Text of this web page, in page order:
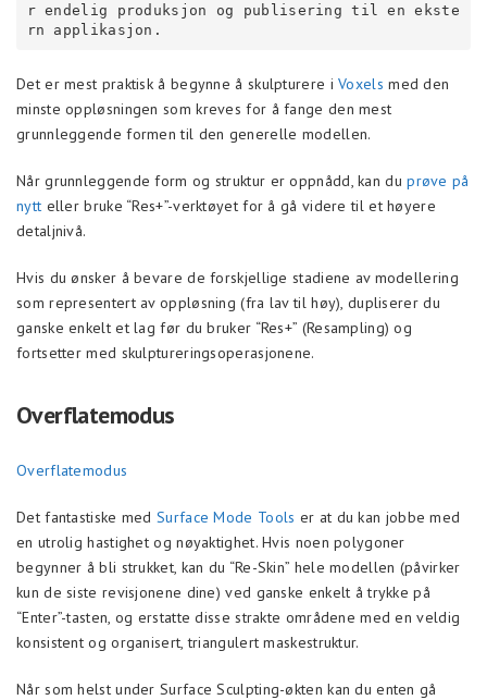
r endelig produksjon og publisering til en ekste
rn applikasjon.
Det er mest praktisk å begynne å skulpturere iVoxels med den
minste oppløsningen som kreves for å fange den mest
grunnleggende formen til den generelle modellen.
Når grunnleggende form og struktur er oppnådd, kan duprøve på
nytt eller bruke “Res+”-verktøyet for å gå videre til et høyere
detaljnivå.
Hvis du ønsker å bevare de forskjellige stadiene av modellering
som representert av oppløsning (fra lav til høy), dupliserer du
ganske enkelt et lag før du bruker “Res+” (Resampling) og
fortsetter med skulptureringsoperasjonene.
Overflatemodus
Overflatemodus
Det fantastiske medSurface Mode Tools er at du kan jobbe med
en utrolig hastighet og nøyaktighet. Hvis noen polygoner
begynner å bli strukket, kan du “Re-Skin” hele modellen (påvirker
kun de siste revisjonene dine) ved ganske enkelt å trykke på
“Enter”-tasten, og erstatte disse strakte områdene med en veldig
konsistent og organisert, triangulert maskestruktur.
Når som helst under Surface Sculpting-økten kan du enten gå